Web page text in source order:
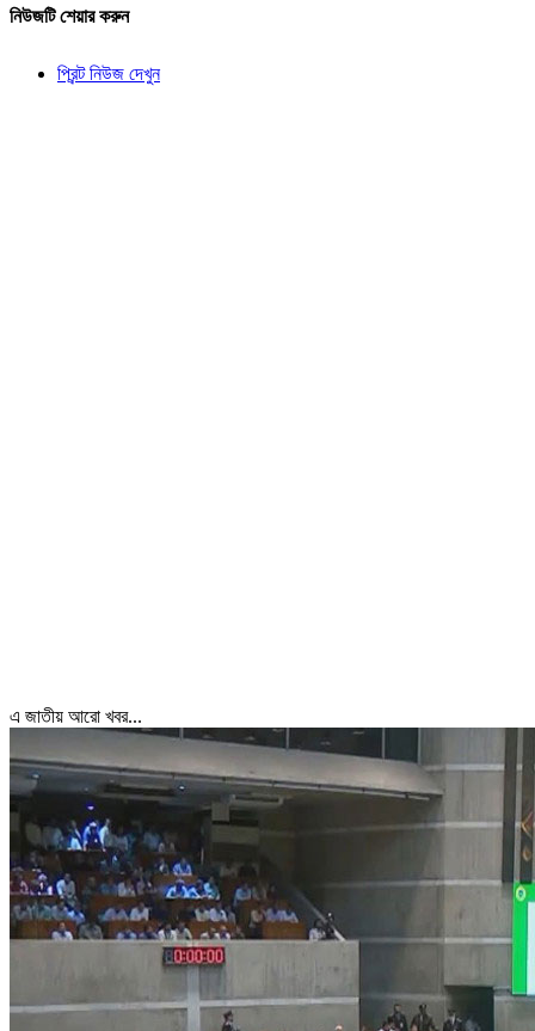
নিউজটি শেয়ার করুন
প্রিন্ট নিউজ দেখুন
এ জাতীয় আরো খবর...